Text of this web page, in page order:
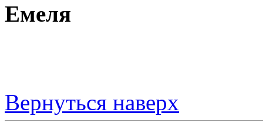
Емеля
Вернуться наверх